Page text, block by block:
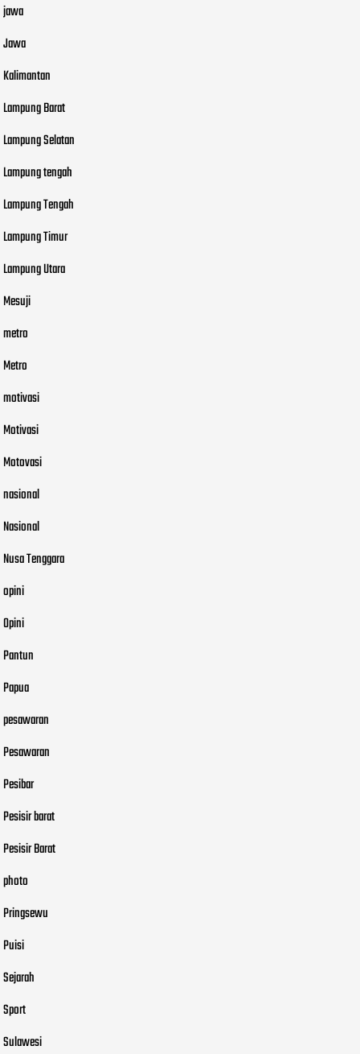
jawa
Jawa
Kalimantan
Lampung Barat
Lampung Selatan
Lampung tengah
Lampung Tengah
Lampung Timur
Lampung Utara
Mesuji
metro
Metro
motivasi
Motivasi
Motovasi
nasional
Nasional
Nusa Tenggara
opini
Opini
Pantun
Papua
pesawaran
Pesawaran
Pesibar
Pesisir barat
Pesisir Barat
photo
Pringsewu
Puisi
Sejarah
Sport
Sulawesi